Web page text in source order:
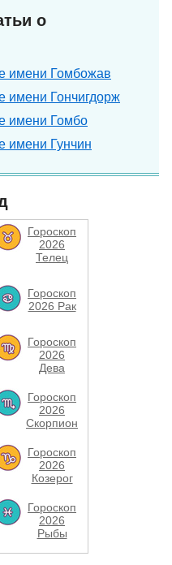
о
имени Гомбожав
имени Гончигдорж
имени Гомбо
имени Гунчин
Гороскоп
2026
Телец
Гороскоп
2026 Рак
Гороскоп
2026
Дева
Гороскоп
2026
Скорпион
Гороскоп
2026
Козерог
Гороскоп
2026
Рыбы